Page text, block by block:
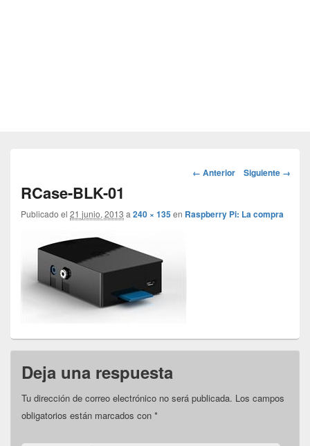
Navegador
← Anterior Siguiente →
RCase-BLK-01
Publicado el 21 junio, 2013 a 240 × 135en Raspberry Pi: La compra
Deja una respuesta
Tu dirección de correo electrónico no será publicada. Los campos
obligatorios están marcados con *